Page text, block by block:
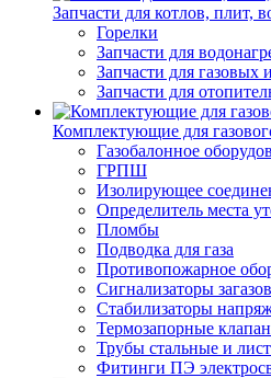
Запчасти для котлов, плит,
Горелки
Запчасти для
Запчасти для газовых
Запчасти для
Комплектующие для
Газобалонное
ГРПШ
Изолирующее
Определитель места
Пломбы
Подводка для газа
Противопожарное
Сигнализаторы
Стабилизаторы
Термозапорные
Трубы стальные и
Фитинги ПЭ